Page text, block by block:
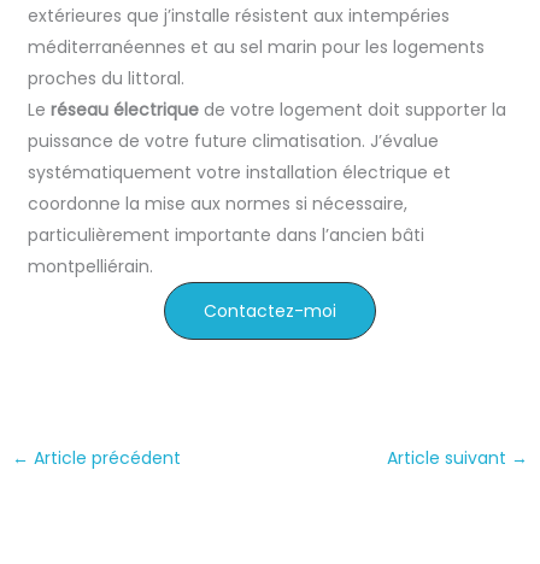
extérieures que j’installe résistent aux intempéries
méditerranéennes et au sel marin pour les logements
proches du littoral.
Le réseau électriquede votre logement doit supporter la
puissance de votre future climatisation. J’évalue
systématiquement votre installation électrique et
coordonne la mise aux normes si nécessaire,
particulièrement importante dans l’ancien bâti
montpelliérain.
Contactez-moi
← Article précédent Article suivant →